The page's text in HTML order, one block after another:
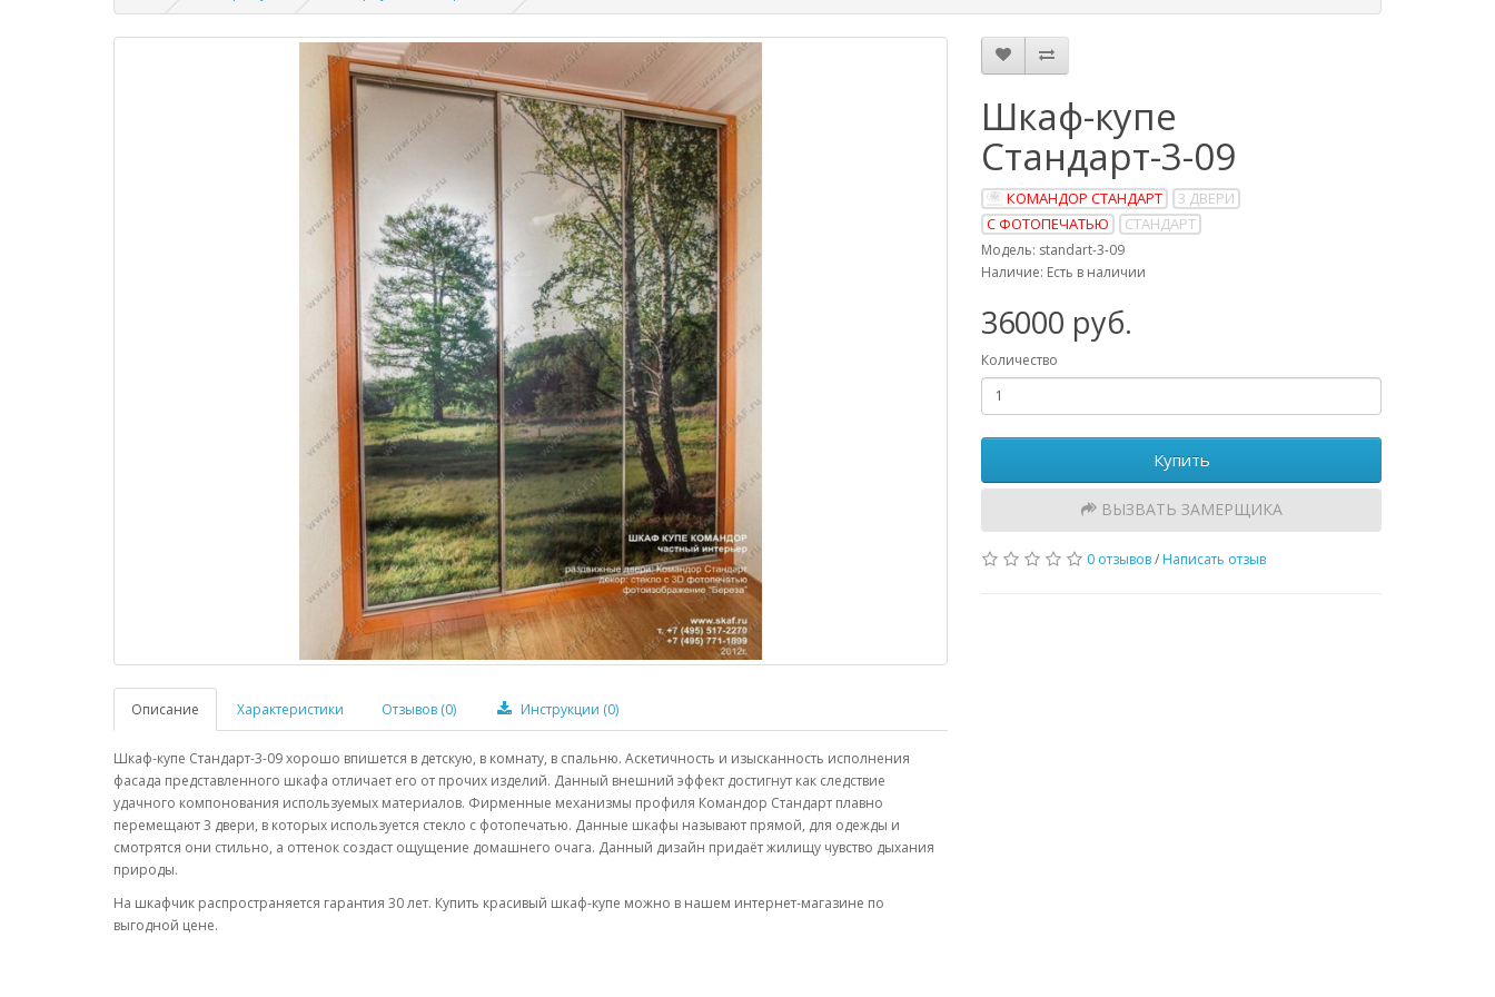
Описание Характеристики Отзывов (0) Инструкции (0)
Шкаф-купе Стандарт-3-09 хорошо впишется в детскую, в комнату, в спальню. Аскетичность и изысканность исполнения
фасада представленного шкафа отличает его от прочих изделий. Данный внешний эффект достигнут как следствие
удачного компонования используемых материалов. Фирменные механизмы профиля Командор Стандарт плавно
перемещают 3 двери, в которых используется стекло с фотопечатью. Данные шкафы называют прямой, для одежды и
смотрятся они стильно, а оттенок создаст ощущение домашнего очага. Данный дизайн придаёт жилищу чувство дыхания
природы.
На шкафчик распространяется гарантия 30 лет. Купить красивый шкаф-купе можно в нашем интернет-магазине по
выгодной цене.
Шкаф-купе
Стандарт-3-09
КОМАНДОР СТАНДАРТ
3 ДВЕРИ
С ФОТОПЕЧАТЬЮ
СТАНДАРТ
Модель: standart-3-09
Наличие: Есть в наличии
36000 руб.
Количество
Купить
ВЫЗВАТЬ ЗАМЕРЩИКА
0 отзывов/ Написать отзыв